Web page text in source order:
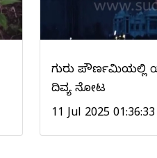
ಗುರು ಪೌರ್ಣಮಿಯಲ್ಲಿ
ದಿವ್ಯ ನೋಟ
11 Jul 2025